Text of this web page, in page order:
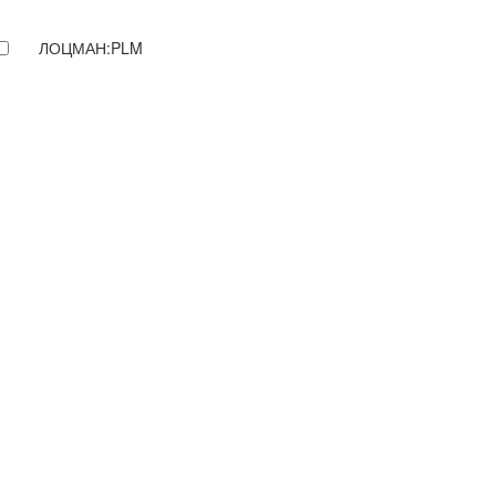
ЛОЦМАН:PLM